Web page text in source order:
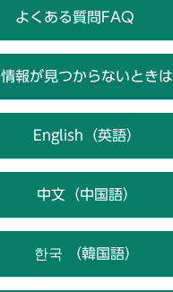
よくある質問FAQ
情報が見つからないときは
English（英語）
中文（中国語）
한국 （韓国語）